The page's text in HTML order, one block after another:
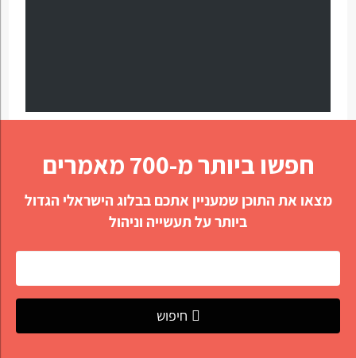
חפשו ביותר מ-700 מאמרים
מצאו את התוכן שמעניין אתכם בבלוג הישראלי הגדול
ביותר על תעשייה וניהול
חיפוש